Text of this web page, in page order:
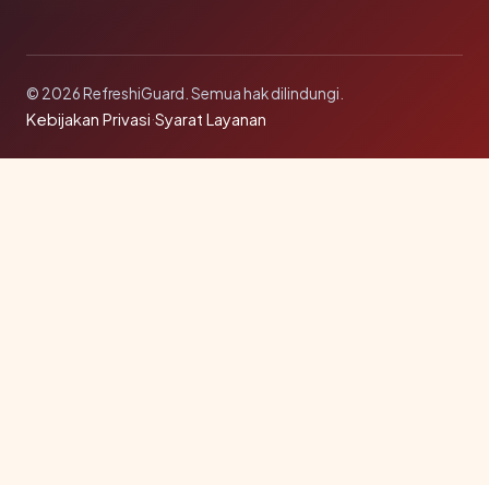
© 2026 RefreshiGuard. Semua hak dilindungi.
Kebijakan Privasi·Syarat Layanan